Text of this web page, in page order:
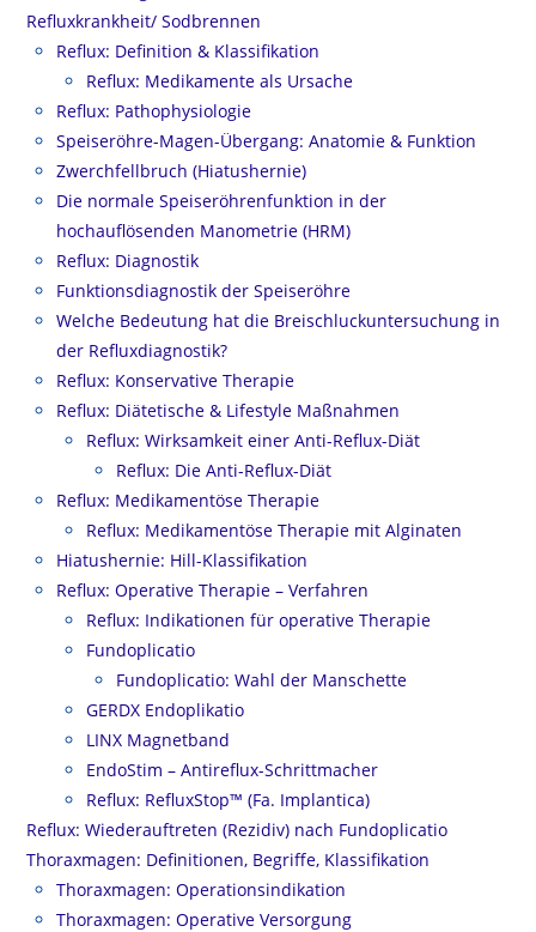
Refluxkrankheit/ Sodbrennen
Reflux: Definition & Klassifikation
Reflux: Medikamente als Ursache
Reflux: Pathophysiologie
Speiseröhre-Magen-Übergang: Anatomie & Funktion
Zwerchfellbruch (Hiatushernie)
Die normale Speiseröhrenfunktion in der
hochauflösenden Manometrie (HRM)
Reflux: Diagnostik
Funktionsdiagnostik der Speiseröhre
Welche Bedeutung hat die Breischluckuntersuchung in
der Refluxdiagnostik?
Reflux: Konservative Therapie
Reflux: Diätetische & Lifestyle Maßnahmen
Reflux: Wirksamkeit einer Anti-Reflux-Diät
Reflux: Die Anti-Reflux-Diät
Reflux: Medikamentöse Therapie
Reflux: Medikamentöse Therapie mit Alginaten
Hiatushernie: Hill-Klassifikation
Reflux: Operative Therapie – Verfahren
Reflux: Indikationen für operative Therapie
Fundoplicatio
Fundoplicatio: Wahl der Manschette
GERDX Endoplikatio
LINX Magnetband
EndoStim – Antireflux-Schrittmacher
Reflux: RefluxStop™ (Fa. Implantica)
Reflux: Wiederauftreten (Rezidiv) nach Fundoplicatio
Thoraxmagen: Definitionen, Begriffe, Klassifikation
Thoraxmagen: Operationsindikation
Thoraxmagen: Operative Versorgung